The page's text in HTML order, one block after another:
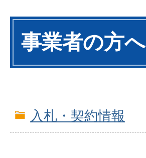
事業者の方へ
入札・契約情報